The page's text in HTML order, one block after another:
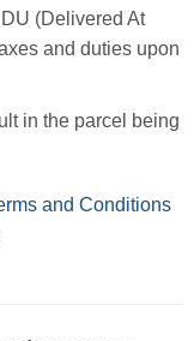
(Delivered At
and duties upon
in the parcel being
and Conditions